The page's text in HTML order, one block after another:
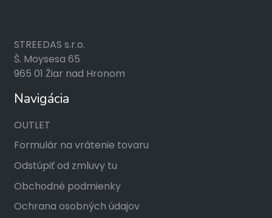
STREEDAS s.r.o.
Š. Moysesa 65
965 01 Žiar nad Hronom
Navigácia
OUTLET
Formulár na vrátenie tovaru
Odstúpiť od zmluvy tu
Obchodné podmienky
Ochrana osobných údajov